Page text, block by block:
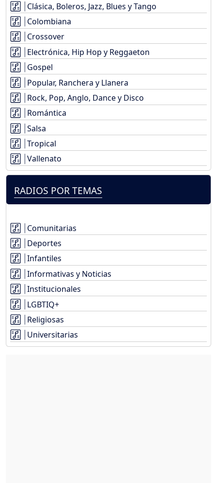
Clásica, Boleros, Jazz, Blues y Tango
Colombiana
Crossover
Electrónica, Hip Hop y Reggaeton
Gospel
Popular, Ranchera y Llanera
Rock, Pop, Anglo, Dance y Disco
Romántica
Salsa
Tropical
Vallenato
RADIOS POR TEMAS
Comunitarias
Deportes
Infantiles
Informativas y Noticias
Institucionales
LGBTIQ+
Religiosas
Universitarias